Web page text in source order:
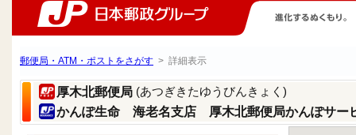
郵便局・ATM・ポストをさがす > 詳細表示
厚木北郵便局 (あつぎきたゆうびんきょく)
かんぽ生命 海老名支店 厚木北郵便局かんぽサー